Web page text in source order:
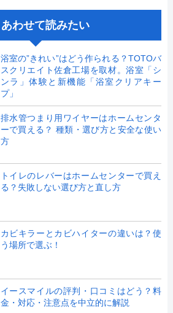
あわせて読みたい
浴室の”きれい”はどう作られる？TOTOバ
スクリエイト佐倉工場を取材。浴室「シ
ンラ」体験と新機能「浴室クリアキー
プ」
排水管つまり用ワイヤーはホームセンタ
ーで買える？ 種類・選び方と安全な使い
方
トイレのレバーはホームセンターで買え
る？失敗しない選び方と直し方
カビキラーとカビハイターの違いは？使
う場所で選ぶ！
イースマイルの評判・口コミはどう？料
金・対応・注意点を中立的に解説